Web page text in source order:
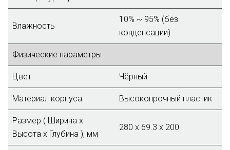
Влажность
10% ~ 95% (без
конденсации)
Физические параметры
Цвет Чёрный
Материал корпуса Высокопрочный пластик
Размер ( Ширина х
Высота х Глубина ), мм
280 x 69.3 x 200